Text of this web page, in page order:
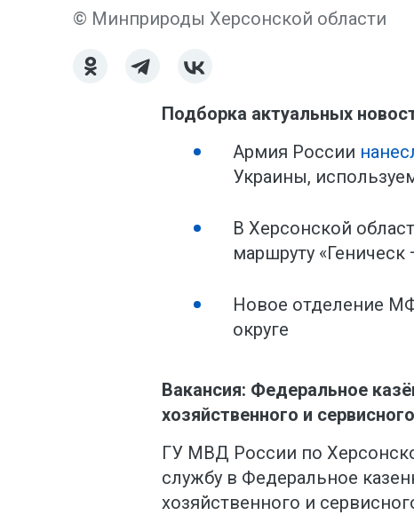
© Минприроды Херсонской области
Подборка актуальных
Армия России
Украины,
В Херсонской
маршруту
Новое отделение
округе
Вакансия: Федеральное
хозяйственного и
ГУ МВД России по
службу в Федеральное
хозяйственного и